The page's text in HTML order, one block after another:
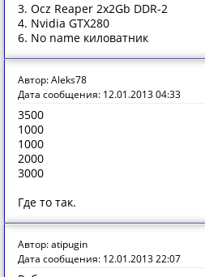
3. Ocz Reaper 2x2Gb DDR-2
4. Nvidia GTX280
6. No name киловатник
Автор: Aleks78
Дата сообщения: 12.01.2013 04:33
3500
1000
1000
2000
3000
Где то так.
Автор: atipugin
Дата сообщения: 12.01.2013 22:07